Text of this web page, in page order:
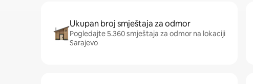
Ukupan broj smještaja za odmor
Pogledajte 5.360 smještaja za odmor na lokaciji
Sarajevo